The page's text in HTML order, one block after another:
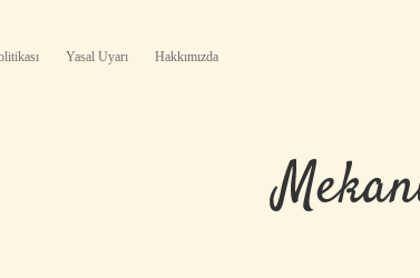
Yasal Uyarı Hakkımızda